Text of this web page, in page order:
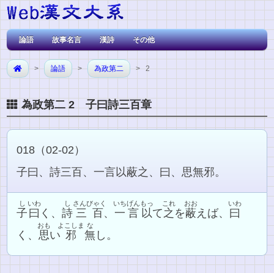
論語 故事名言 漢詩 その他
> 論語 > 為政第二 > 2
為政第二 2 子曰詩三百章
018（02-02）
子曰、詩三百、一言以蔽之、曰、思無邪。
子
し
曰
いわ
く、詩
し
三百
さんびゃく
、一言
いちげん
以
もっ
て 之
これ
を蔽
おお
えば、 曰
いわ
く、 思
おも
い 邪
よこしま
無
な
し。